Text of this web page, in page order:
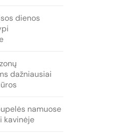
dienos
dažniausiai
namuose
kavinėje